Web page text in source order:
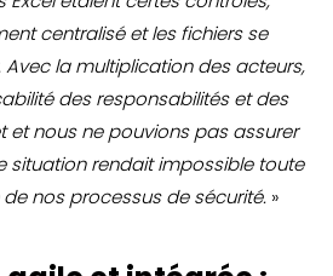
centralisé et les fichiers se
la multiplication des acteurs,
des responsabilités et des
et nous ne pouvions pas assurer
situation rendait impossible toute
nos processus de sécurité. »